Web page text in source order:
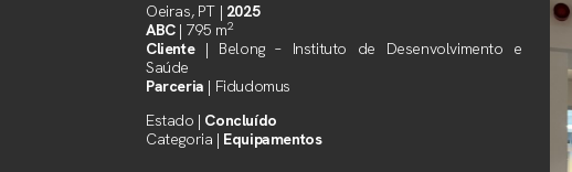
Oeiras, PT | 2025
ABC | 795 m2
Cliente | Belong – Instituto de Desenvolvimento e
Saúde
Parceria | Fidudomus
Estado | Concluído
Categoria | Equipamentos